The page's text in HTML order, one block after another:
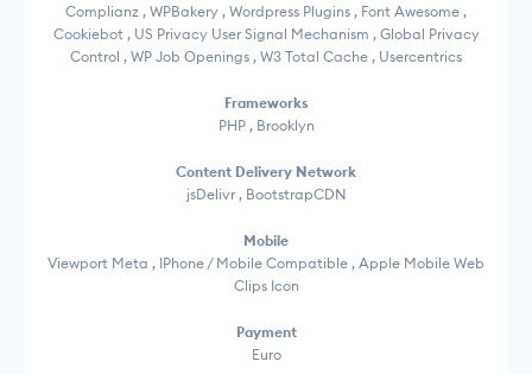
Complianz , WPBakery , Wordpress Plugins , Font Awesome ,
Cookiebot , US Privacy User Signal Mechanism , Global Privacy
Control , WP Job Openings , W3 Total Cache , Usercentrics
Frameworks
PHP , Brooklyn
Content Delivery Network
jsDelivr , BootstrapCDN
Mobile
Viewport Meta , IPhone / Mobile Compatible , Apple Mobile Web
Clips Icon
Payment
Euro